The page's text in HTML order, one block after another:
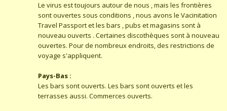
Le virus est toujours autour de nous , mais les frontières
sont ouvertes sous conditions , nous avons le Vacinitation
Travel Passport et les bars , pubs et magasins sont à
nouveau ouverts . Certaines discothèques sont à nouveau
ouvertes. Pour de nombreux endroits, des restrictions de
voyage s'appliquent.
Pays-Bas :
Les bars sont ouverts. Les bars sont ouverts et les
terrasses aussi. Commerces ouverts.